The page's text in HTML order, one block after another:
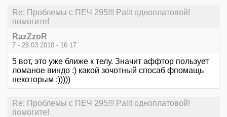
Re: Проблемы с ПЕЧ 295!!! Palit одноплатовой!
помогите!
RazZzoR
7 - 28.03.2010 - 16:17
5 вот, это уже ближе к телу. Значит аффтор пользует
ломаное виндо :) какой зочотный спосаб фпомащь
некоторым :)))))
Re: Проблемы с ПЕЧ 295!!! Palit одноплатовой!
помогите!